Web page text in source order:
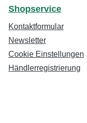
Shopservice
Kontaktformular
Newsletter
Cookie Einstellungen
Händlerregistrierung